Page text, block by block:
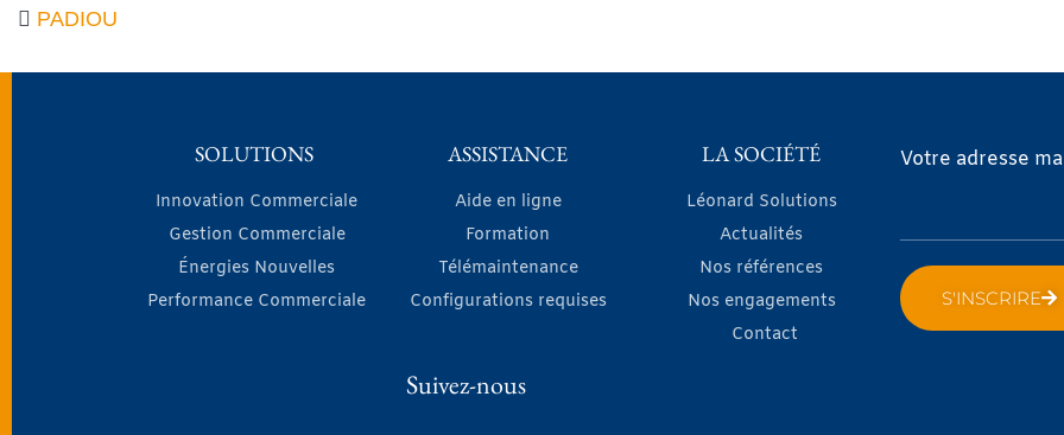
PADIOU
SOLUTIONS
Innovation Commerciale
Gestion Commerciale
Énergies Nouvelles
Performance Commerciale
ASSISTANCE
Aide en ligne
Formation
Télémaintenance
Configurations requises
LA SOCIÉTÉ
Léonard Solutions
Actualités
Nos références
Nos engagements
Contact
Votre adresse
S'INSCRIRE
Suivez-nous